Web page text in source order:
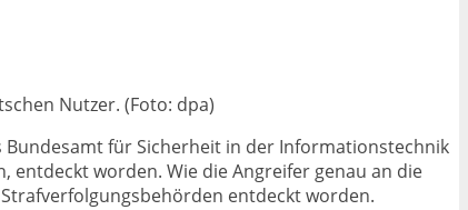
Nutzer. (Foto: dpa)
für Sicherheit in der Informationstechnik
entdeckt worden. Wie die Angreifer genau an die
entdeckt worden.